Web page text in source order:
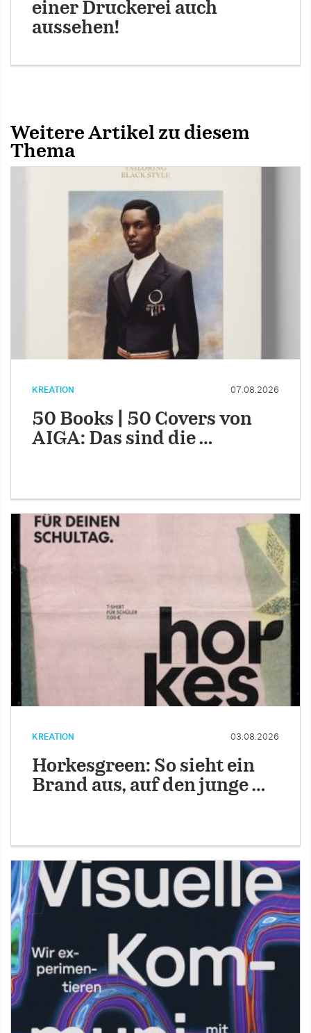
einer Druckerei auch
aussehen!
Weitere Artikel zu diesem
Thema
KREATION 07.08.2026
50 Books | 50 Covers von
AIGA: Das sind die …
KREATION 03.08.2026
Horkesgreen: So sieht ein
Brand aus, auf den junge …